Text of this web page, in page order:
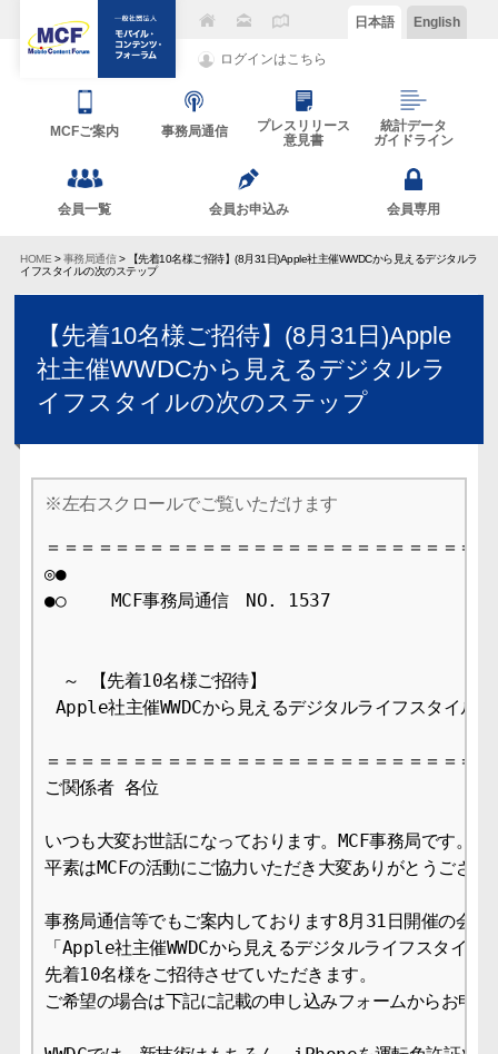
ログインはこちら
日本語 English
MCFご案内 事務局通信
プレスリリース
意見書
統計データ
ガイドライン
会員一覧 会員お申込み 会員専用
HOME >事務局通信> 【先着10名様ご招待】(8月31日)Apple社主催WWDCから見えるデジタルラ
イフスタイルの次のステップ
【先着10名様ご招待】(8月31日)Apple
社主催WWDCから見えるデジタルラ
イフスタイルの次のステップ
＝＝＝＝＝＝＝＝＝＝＝＝＝＝＝＝＝＝＝＝＝＝＝＝＝
◎●
●○　　 MCF事務局通信　NO. 1537　　　　　
～ 【先着10名様ご招待】
Apple社主催WWDCから見えるデジタルライフスタイル
＝＝＝＝＝＝＝＝＝＝＝＝＝＝＝＝＝＝＝＝＝＝＝＝＝
ご関係者 各位
いつも大変お世話になっております。MCF事務局です。
平素はMCFの活動にご協力いただき大変ありがとうござい
事務局通信等でもご案内しております8月31日開催の会員
「Apple社主催WWDCから見えるデジタルライフスタイル
先着10名様をご招待させていただきます。
ご希望の場合は下記に記載の申し込みフォームからお申